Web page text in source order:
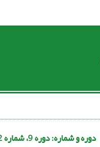
دوره و شماره:دوره 9، شماره 2 - شماره پیاپی 22، تیر 1399، صفحه 1-200